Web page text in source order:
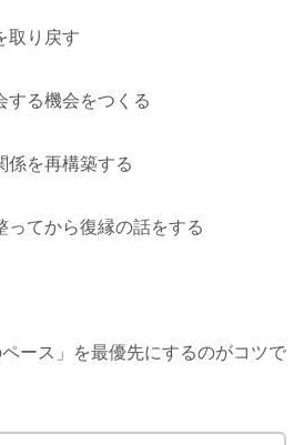
取り戻す
する機会をつくる
係を再構築する
ってから復縁の話をする
ース」を最優先にするのがコツで